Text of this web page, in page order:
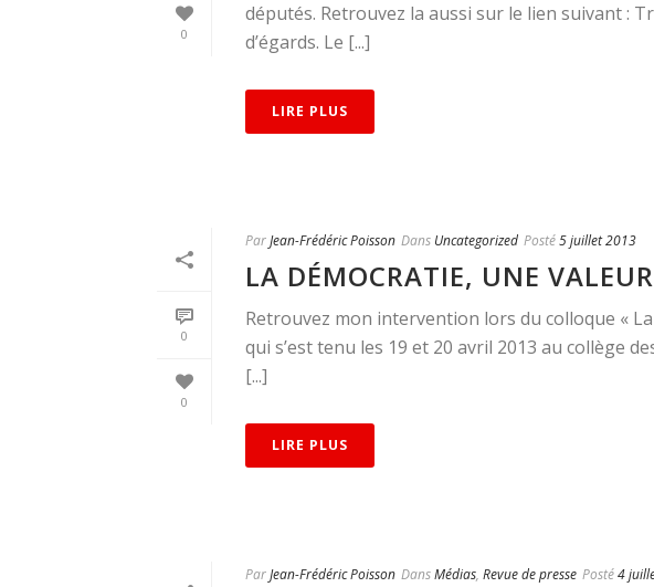
0
députés. Retrouvez la aussi sur le lien suivant :
d’égards. Le [...]
LIRE PLUS
0
0
ParJean-Frédéric Poisson Dans Uncategorized Posté5 juillet 2013
LA DÉMOCRATIE, UNE
Retrouvez mon intervention lors du colloque «
qui s’est tenu les 19 et 20 avril 2013 au collège
[...]
LIRE PLUS
ParJean-Frédéric Poisson DansMédias, Revue de presse Posté4